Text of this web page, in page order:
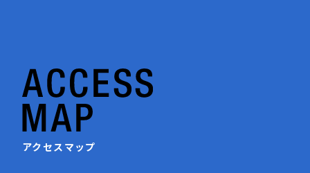
アクセスマップ